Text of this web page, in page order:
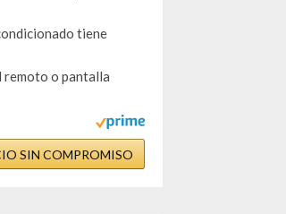
tiene
remoto o pantalla
SIN COMPROMISO